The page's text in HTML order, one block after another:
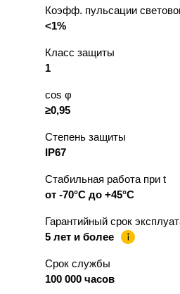
Коэфф. пульсации
Класс защиты
cos φ
Степень защиты
Стабильная работа при t
Гарантийный срок
Срок службы
<1%
1
≥0,95
IP67
от -70°С до +45°С
5 лет и более
100 000 часов